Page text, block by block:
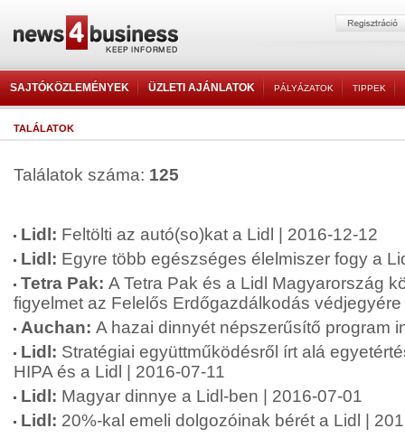
SAJTÓKÖZLEMÉNYEK ÜZLETI AJÁNLATOK PÁLYÁZATOK TIPPEK
TALÁLATOK
Találatok száma: 125
Lidl: Feltölti az autó(so)kat a Lidl | 2016-12-12
Lidl: Egyre több egészséges élelmiszer fogy a
Tetra Pak: A Tetra Pak és a Lidl Magyarország
figyelmet az Felelős Erdőgazdálkodás
Auchan: A hazai dinnyét népszerűsítő program
Lidl: Stratégiai együttműködésről írt alá
HIPA és a Lidl | 2016-07-11
Lidl: Magyar dinnye a Lidl-ben | 2016-07-01
Lidl: 20%-kal emeli dolgozóinak bérét a Lidl |